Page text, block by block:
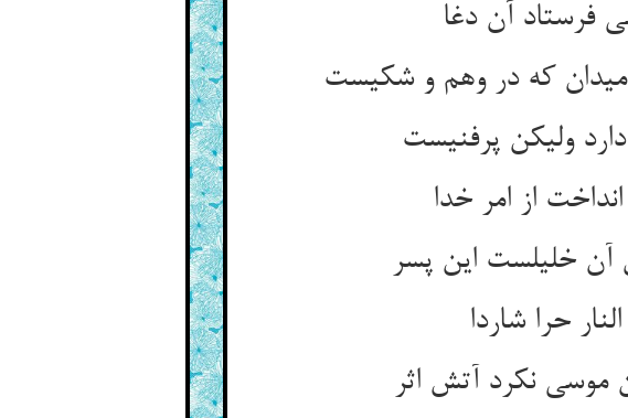
فرستاد آن دغا
که در وهم و شکیست
ولیکن پرفنیست
از امر خدا
خلیلست این پسر
حرا شاردا
موسی نکرد آتش اثر